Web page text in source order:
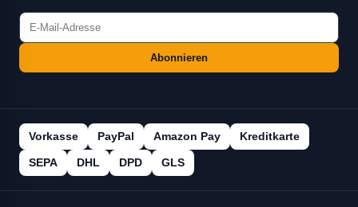
Abonnieren
Vorkasse PayPal Amazon Pay Kreditkarte
SEPA DHL DPD GLS